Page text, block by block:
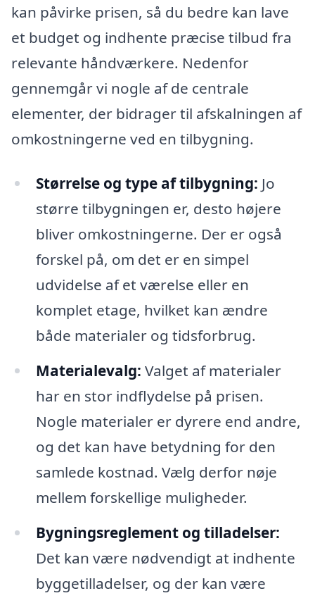
kan påvirke prisen, så du bedre kan lave
et budget og indhente præcise tilbud fra
relevante håndværkere. Nedenfor
gennemgår vi nogle af de centrale
elementer, der bidrager til afskalningen af
omkostningerne ved en tilbygning.
Størrelse og type af tilbygning: Jo
større tilbygningen er, desto højere
bliver omkostningerne. Der er også
forskel på, om det er en simpel
udvidelse af et værelse eller en
komplet etage, hvilket kan ændre
både materialer og tidsforbrug.
Materialevalg: Valget af materialer
har en stor indflydelse på prisen.
Nogle materialer er dyrere end andre,
og det kan have betydning for den
samlede kostnad. Vælg derfor nøje
mellem forskellige muligheder.
Bygningsreglement og tilladelser:
Det kan være nødvendigt at indhente
byggetilladelser, og der kan være